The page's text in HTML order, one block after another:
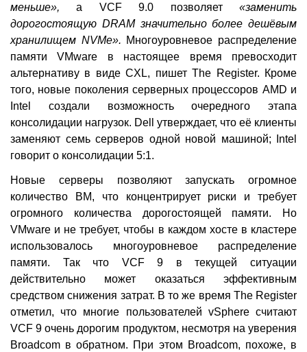
меньше», а VCF 9.0 позволяет«заменить
дорогостоящую DRAM значительно более дешёвым
хранилищем NVMe». Многоуровневое распределение
памяти VMware в настоящее время превосходит
альтернативу в виде CXL, пишет The Register. Кроме
того, новые поколения серверных процессоров AMD и
Intel создали возможность очередного этапа
консолидации нагрузок. Dell утверждает, что её клиенты
заменяют семь серверов одной новой машиной; Intel
говорит о консолидации 5:1.
Новые серверы позволяют запускать огромное
количество ВМ, что концентрирует риски и требует
огромного количества дорогостоящей памяти. Но
VMware и не требует, чтобы в каждом хосте в кластере
использовалось многоуровневое распределение
памяти. Так что VCF 9 в текущей ситуации
действительно может оказаться эффективным
средством снижения затрат. В то же время The Register
отметил, что многие пользователей vSphere считают
VCF 9 очень дорогим продуктом, несмотря на уверения
Broadcom в обратном. При этом Broadcom, похоже, в